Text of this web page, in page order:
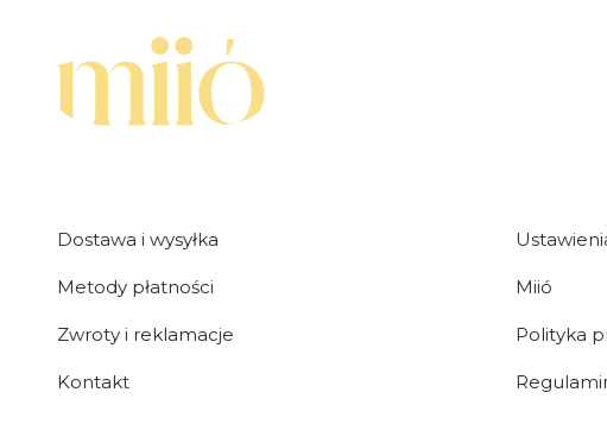
Linki w stopce
Dostawa i wysyłka
Metody płatności
Zwroty i reklamacje
Kontakt
Miió
Polityka